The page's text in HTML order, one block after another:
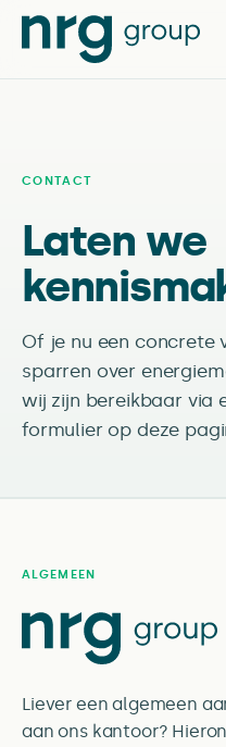
CONTACT
Laten we
Of je nu een
sparren over
wij zijn bereikbaar via
formulier op deze
ALGEMEEN
Liever een algemeen
aan ons kantoor?